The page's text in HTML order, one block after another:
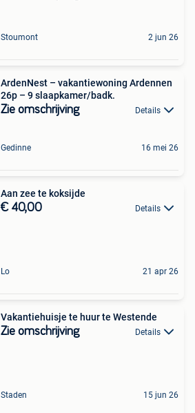
Stoumont 2 jun 26
ArdenNest – vakantiewoning Ardennen
26p – 9 slaapkamer/badk.
Zie omschrijving Details
Gedinne 16 mei 26
Aan zee te koksijde
€ 40,00 Details
Lo 21 apr 26
Vakantiehuisje te huur te Westende
Zie omschrijving Details
Staden 15 jun 26